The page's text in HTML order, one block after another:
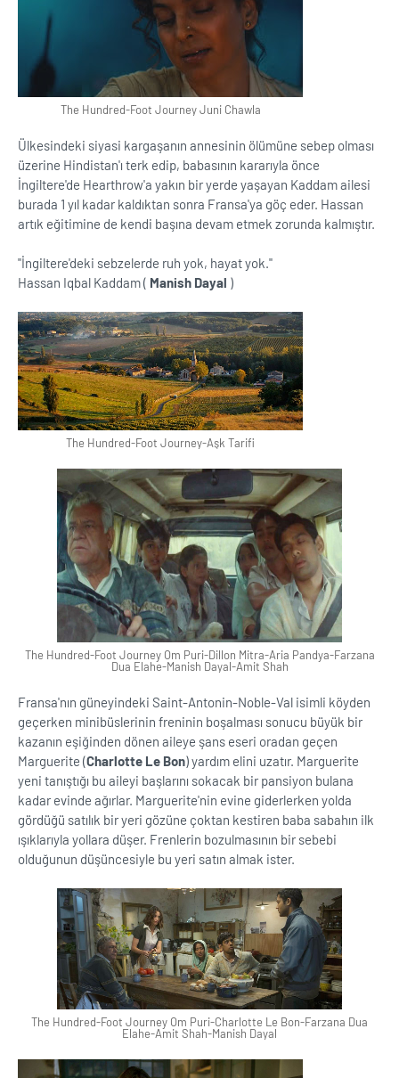
The Hundred-Foot Journey Juni Chawla
Ülkesindeki siyasi kargaşanın annesinin ölümüne sebep olması
üzerine Hindistan'ı terk edip, babasının kararıyla önce
İngiltere'de Hearthrow'a yakın bir yerde yaşayan Kaddam ailesi
burada 1 yıl kadar kaldıktan sonra Fransa'ya göç eder. Hassan
artık eğitimine de kendi başına devam etmek zorunda kalmıştır.
''İngiltere'deki sebzelerde ruh yok, hayat yok.''
Hassan Iqbal Kaddam ( Manish Dayal )
The Hundred-Foot Journey-Aşk Tarifi
The Hundred-Foot Journey Om Puri-Dillon Mitra-Aria Pandya-Farzana
Dua Elahe-Manish Dayal-Amit Shah
Fransa'nın güneyindeki Saint-Antonin-Noble-Val isimli köyden
geçerken minibüslerinin freninin boşalması sonucu büyük bir
kazanın eşiğinden dönen aileye şans eseri oradan geçen
Marguerite (Charlotte Le Bon) yardım elini uzatır. Marguerite
yeni tanıştığı bu aileyi başlarını sokacak bir pansiyon bulana
kadar evinde ağırlar. Marguerite'nin evine giderlerken yolda
gördüğü satılık bir yeri gözüne çoktan kestiren baba sabahın ilk
ışıklarıyla yollara düşer. Frenlerin bozulmasının bir sebebi
olduğunun düşüncesiyle bu yeri satın almak ister.
The Hundred-Foot Journey Om Puri-Charlotte Le Bon-Farzana Dua
Elahe-Amit Shah-Manish Dayal